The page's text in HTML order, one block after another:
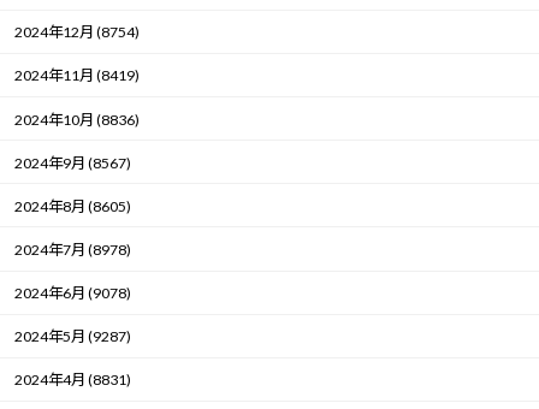
2024年12月 (8754)
2024年11月 (8419)
2024年10月 (8836)
2024年9月 (8567)
2024年8月 (8605)
2024年7月 (8978)
2024年6月 (9078)
2024年5月 (9287)
2024年4月 (8831)